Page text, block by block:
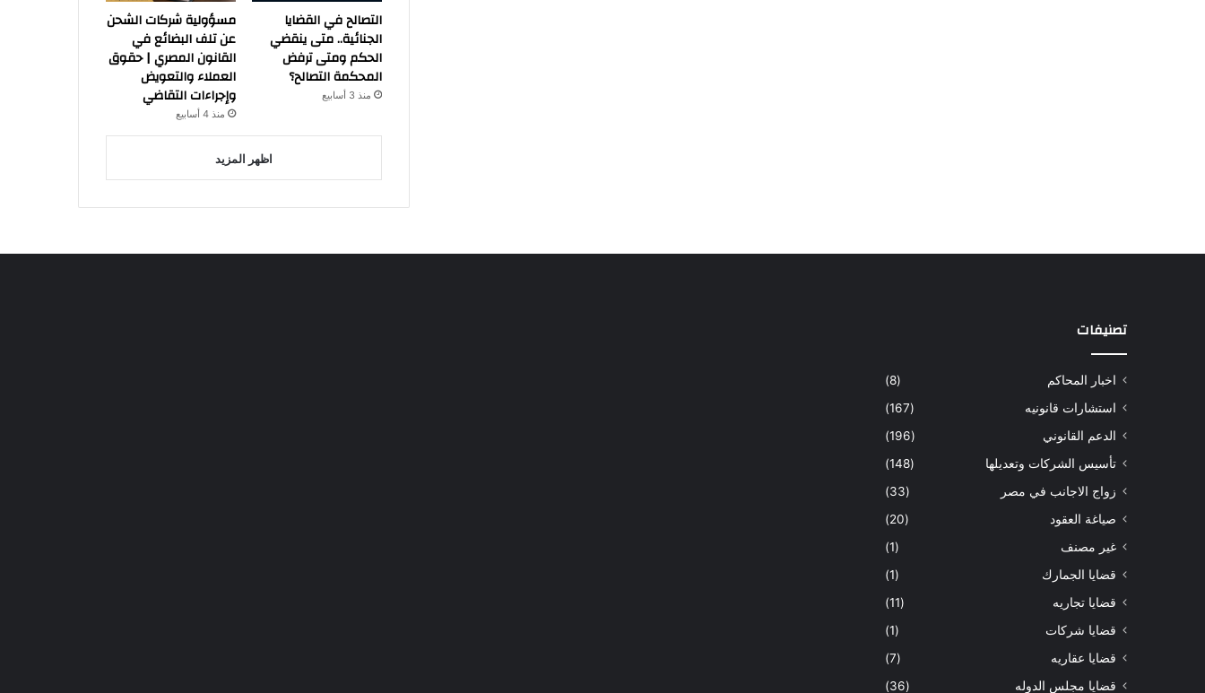
التصالح في القضايا
الجنائية.. متى ينقضي
الحكم ومتى ترفض
المحكمة التصالح؟
منذ 3 أسابيع
مسؤولية شركات الشحن
عن تلف البضائع في
القانون المصري | حقوق
العملاء والتعويض
وإجراءات التقاضي
منذ 4 أسابيع
اظهر المزيد
تصنيفات
اخبار المحاكم
(8)
استشارات قانونيه
(167)
الدعم القانوني
(196)
تأسيس الشركات وتعديلها
(148)
زواج الاجانب في مصر
(33)
صياغة العقود
(20)
غير مصنف
(1)
قضايا الجمارك
(1)
قضايا تجاريه
(11)
قضايا شركات
(1)
قضايا عقاريه
(7)
قضايا مجلس الدوله
(36)